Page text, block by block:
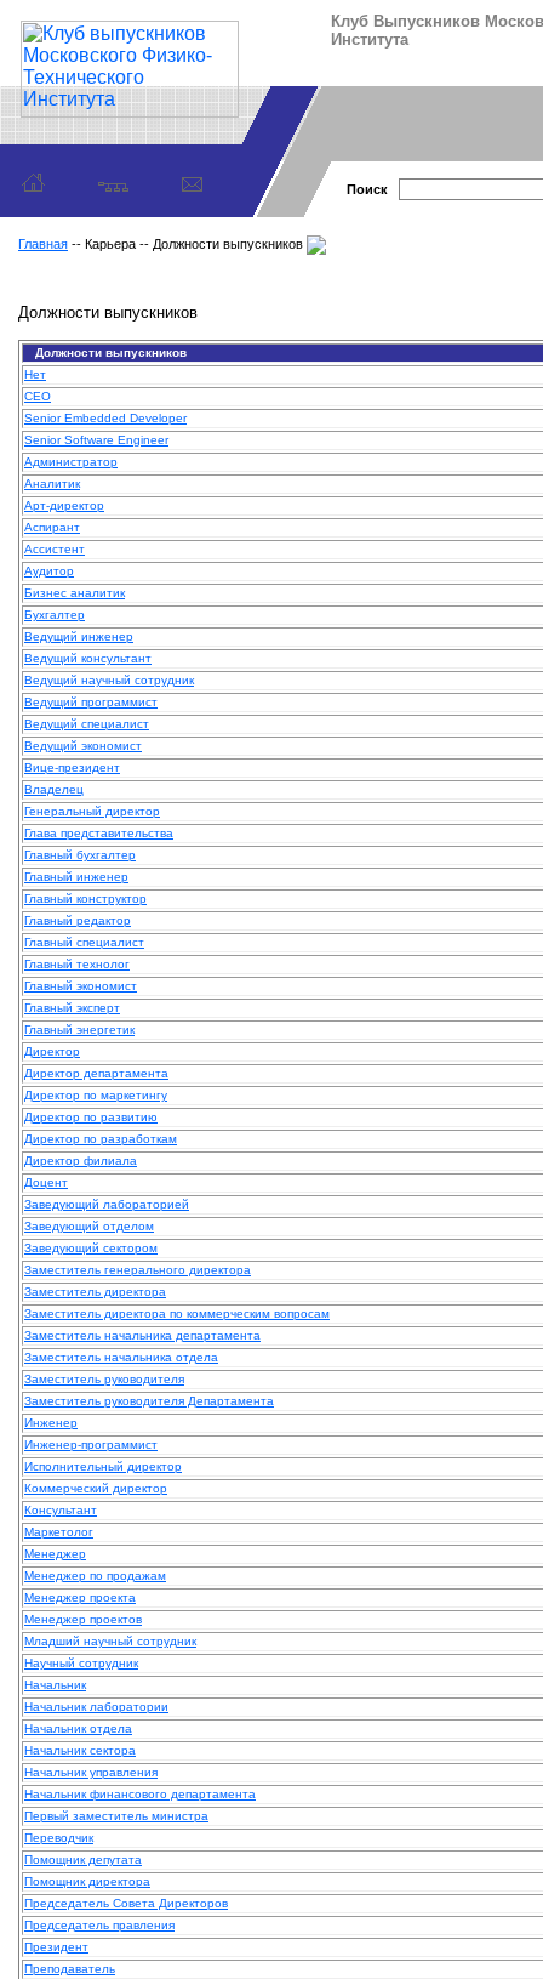
Клуб Выпускников
Института
Поиск
Главная -- Карьера -- Должности выпускников
Должности выпускников
Должности выпускников
Нет
CEO
Senior Embedded Developer
Senior Software Engineer
Администратор
Аналитик
Арт-директор
Аспирант
Ассистент
Аудитор
Бизнес аналитик
Бухгалтер
Ведущий инженер
Ведущий консультант
Ведущий научный сотрудник
Ведущий программист
Ведущий специалист
Ведущий экономист
Вице-президент
Владелец
Генеральный директор
Глава представительства
Главный бухгалтер
Главный инженер
Главный конструктор
Главный редактор
Главный специалист
Главный технолог
Главный экономист
Главный эксперт
Главный энергетик
Директор
Директор департамента
Директор по маркетингу
Директор по развитию
Директор по разработкам
Директор филиала
Доцент
Заведующий лабораторией
Заведующий отделом
Заведующий сектором
Заместитель генерального директора
Заместитель директора
Заместитель директора по коммерческим вопросам
Заместитель начальника департамента
Заместитель начальника отдела
Заместитель руководителя
Заместитель руководителя Департамента
Инженер
Инженер-программист
Исполнительный директор
Коммерческий директор
Консультант
Маркетолог
Менеджер
Менеджер по продажам
Менеджер проекта
Менеджер проектов
Младший научный сотрудник
Научный сотрудник
Начальник
Начальник лаборатории
Начальник отдела
Начальник сектора
Начальник управления
Начальник финансового департамента
Первый заместитель министра
Переводчик
Помощник депутата
Помощник директора
Председатель Совета Директоров
Председатель правления
Президент
Преподаватель